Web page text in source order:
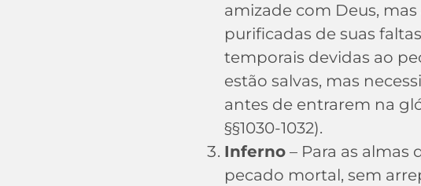
amizade com Deus,
purificadas de suas
temporais devidas ao
estão salvas, mas
antes de entrarem na
§§1030-1032).
Inferno– Para as almas
pecado mortal, sem